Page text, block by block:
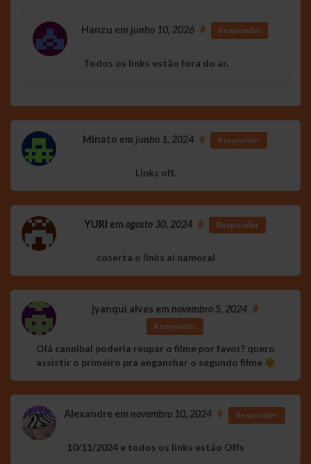
Hanzu em junho 10, 2026 # Responder
Todos os links estão fora do ar.
Minato em junho 1, 2024 # Responder
Links off.
YURI em agosto 30, 2024 # Responder
coserta o links ai namoral
jyanqui alves em novembro 5, 2024 #
Responder
Olá cannibal poderia reupar o filme por favor? quero
assistir o primeiro pra enganchar o segundo filme
Alexandre em novembro 10, 2024 # Responder
10/11/2024 e todos os links estão Offs